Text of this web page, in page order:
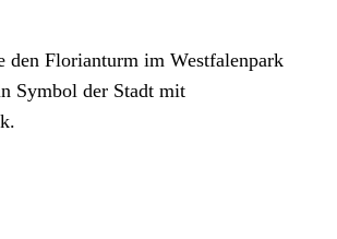
den Florianturm im Westfalenpark
Symbol der Stadt mit